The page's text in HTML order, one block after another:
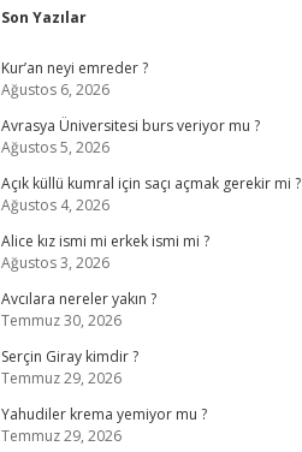
Sidebar
Son Yazılar
Kur’an neyi emreder ?
Ağustos 6, 2026
Avrasya Üniversitesi burs veriyor mu ?
Ağustos 5, 2026
Açık küllü kumral için saçı açmak gerekir mi ?
Ağustos 4, 2026
Alice kız ismi mi erkek ismi mi ?
Ağustos 3, 2026
Avcılara nereler yakın ?
Temmuz 30, 2026
Serçin Giray kimdir ?
Temmuz 29, 2026
Yahudiler krema yemiyor mu ?
Temmuz 29, 2026